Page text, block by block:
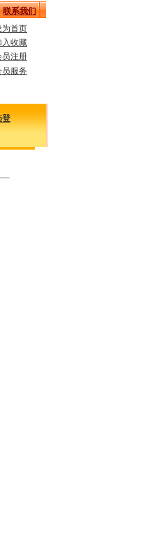
联系我们
为首页
入收藏
员注册
员服务
登
，看看大家都在干什么，一定对您的发展